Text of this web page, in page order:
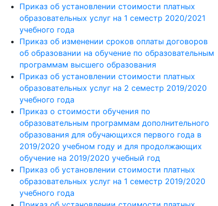
Приказ об установлении стоимости платных
образовательных услуг на 1 семестр 2020/2021
учебного года
Приказ об изменении сроков оплаты договоров
об образовании на обучение по образовательным
программам высшего образования
Приказ об установлении стоимости платных
образовательных услуг на 2 семестр 2019/2020
учебного года
Приказ о стоимости обучения по
образовательным программам дополнительного
образования для обучающихся первого года в
2019/2020 учебном году и для продолжающих
обучение на 2019/2020 учебный год
Приказ об установлении стоимости платных
образовательных услуг на 1 семестр 2019/2020
учебного года